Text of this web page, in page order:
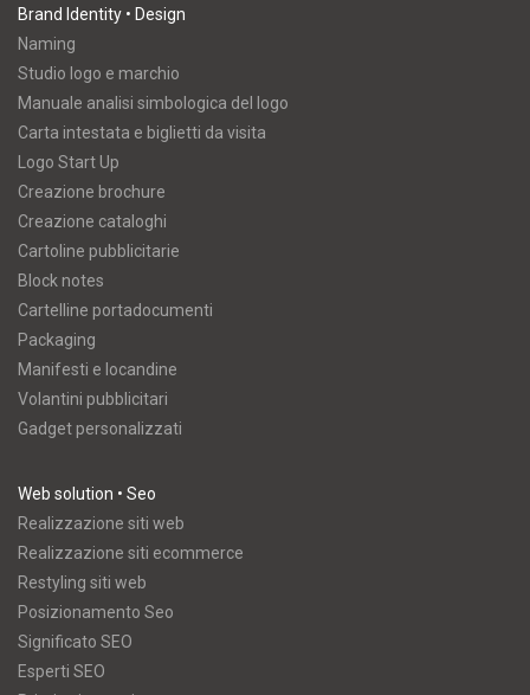
Brand Identity • Design
Naming
Studio logo e marchio
Manuale analisi simbologica del logo
Carta intestata e biglietti da visita
Logo Start Up
Creazione brochure
Creazione cataloghi
Cartoline pubblicitarie
Block notes
Cartelline portadocumenti
Packaging
Manifesti e locandine
Volantini pubblicitari
Gadget personalizzati
Web solution • Seo
Realizzazione siti web
Realizzazione siti ecommerce
Restyling siti web
Posizionamento Seo
Significato SEO
Esperti SEO